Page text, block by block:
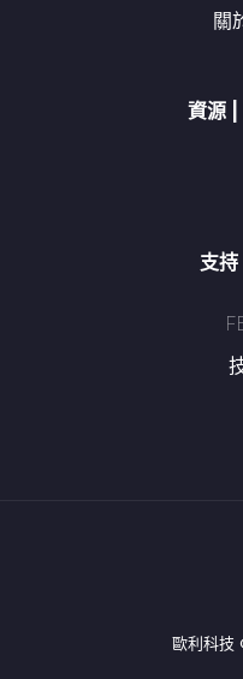
關
資源
支
歐利科